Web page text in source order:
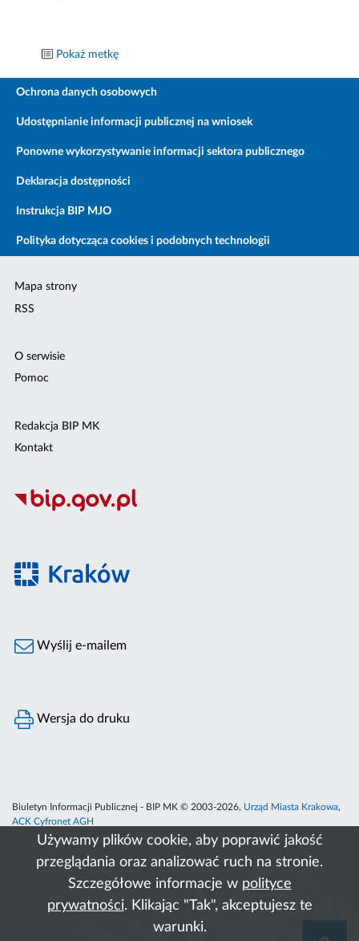
Używamy plików cookie, aby poprawić jakość
przeglądania oraz analizować ruch na stronie.
Szczegółowe informacje w polityce
prywatności. Klikając "Tak", akceptujesz te
warunki.
Pokaż metkę
Ochrona danych osobowych
Udostępnianie informacji publicznej na wniosek
Ponowne wykorzystywanie informacji sektora publicznego
Deklaracja dostępności
Instrukcja BIP MJO
Polityka dotycząca cookies i podobnych technologii
Mapa strony
RSS
O serwisie
Pomoc
Redakcja BIP MK
Kontakt
Wyślij e-mailem
Wersja do druku
Biuletyn Informacji Publicznej - BIP MK © 2003-2026, Urząd Miasta Krakowa,
ACK Cyfronet AGH